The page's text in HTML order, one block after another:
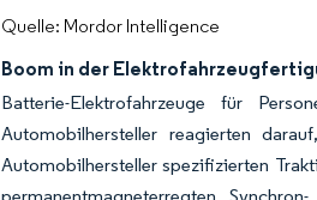
Quelle: Mordor Intelligence
Boom in der
Batterie-Elektrofahrzeuge für
Automobilhersteller reagierten
Automobilhersteller spezifizierten